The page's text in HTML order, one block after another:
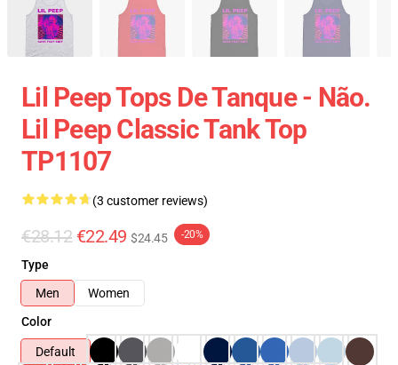
Lil Peep Tops De Tanque - Não.
Lil Peep Classic Tank Top
TP1107
(3 customer reviews)
€28.12 €22.49 $24.45 -20%
Type
Men
Women
Color
Default